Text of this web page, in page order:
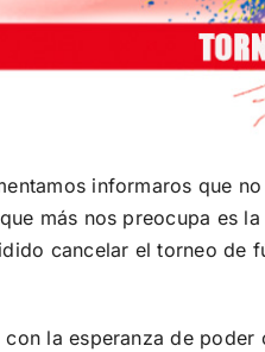
informaros que
más nos preocupa es
cancelar el torneo de
la esperanza de